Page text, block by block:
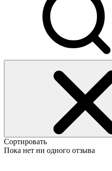
Сортировать
Пока нет ни одного отзыва